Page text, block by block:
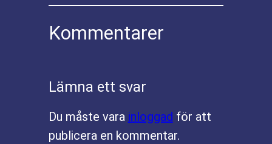
Kommentarer
Lämna ett svar
Du måste vara inloggad för att
publicera en kommentar.